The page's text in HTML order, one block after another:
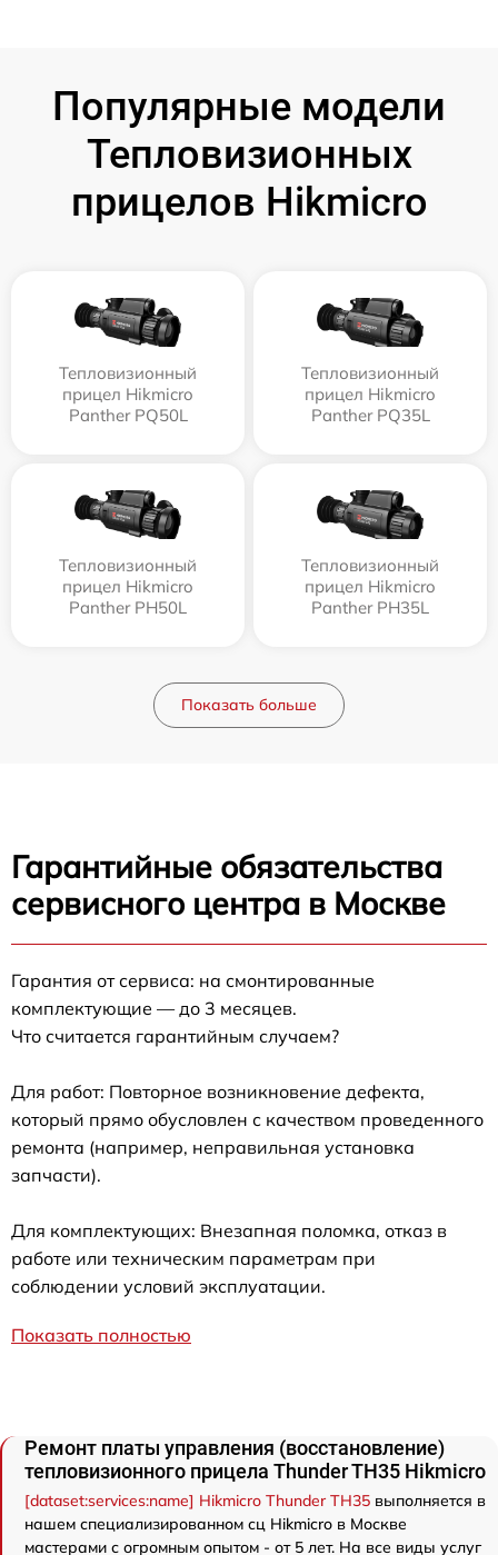
Популярные модели
Тепловизионных
прицелов Hikmicro
Тепловизионный
прицел Hikmicro
Panther PQ50L
Тепловизионный
прицел Hikmicro
Panther PQ35L
Тепловизионный
прицел Hikmicro
Panther PH50L
Тепловизионный
прицел Hikmicro
Panther PH35L
Показать больше
Гарантийные обязательства
сервисного центра в Москве
Гарантия от сервиса: на смонтированные
комплектующие — до 3 месяцев.
Что считается гарантийным случаем?
Для работ: Повторное возникновение дефекта,
который прямо обусловлен с качеством проведенного
ремонта (например, неправильная установка
запчасти).
Для комплектующих: Внезапная поломка, отказ в
работе или техническим параметрам при
соблюдении условий эксплуатации.
Показать полностью
Ремонт платы управления (восстановление)
тепловизионного прицела Thunder TH35 Hikmicro
[dataset:services:name] Hikmicro Thunder TH35 выполняется в
нашем специализированном сц Hikmicro в Москве
мастерами с огромным опытом - от 5 лет. На все виды услуг